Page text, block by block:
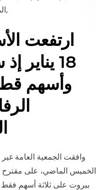
المساهم على قدر من الربح يتناسب مع ما دفعه للشركة دون زيادة أو امتياز أخر,
18
وافقت الجمعية العامة
الخميس الماضي، على مقترح